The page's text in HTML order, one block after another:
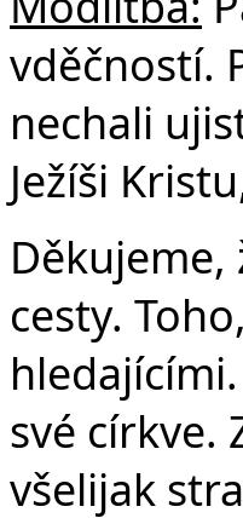
vděčností.
nechali
Ježíši
cesty.
své církve.
všelijak